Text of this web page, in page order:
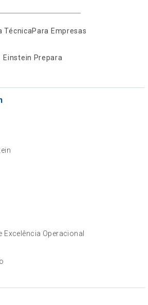
TécnicaPara Empresas
Einstein Prepara
Excelência Operacional